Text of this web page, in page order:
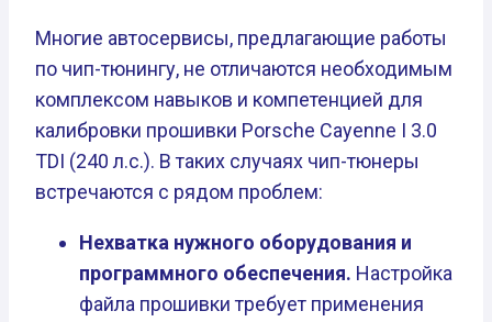
Многие автосервисы, предлагающие работы
по чип-тюнингу, не отличаются необходимым
комплексом навыков и компетенцией для
калибровки прошивки Porsche Cayenne I 3.0
TDI (240 л.с.). В таких случаях чип-тюнеры
встречаются с рядом проблем:
Нехватка нужного оборудования и
программного обеспечения. Настройка
файла прошивки требует применения